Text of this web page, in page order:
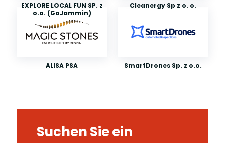
EXPLORE LOCAL FUN SP. z
o.o. (GoJammin)
Cleanergy Sp z o. o.
ALISA PSA SmartDrones Sp. z o.o.
Suchen Sie ein